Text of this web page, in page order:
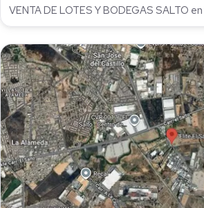
VENTA DE LOTES Y BODEGAS SALTO